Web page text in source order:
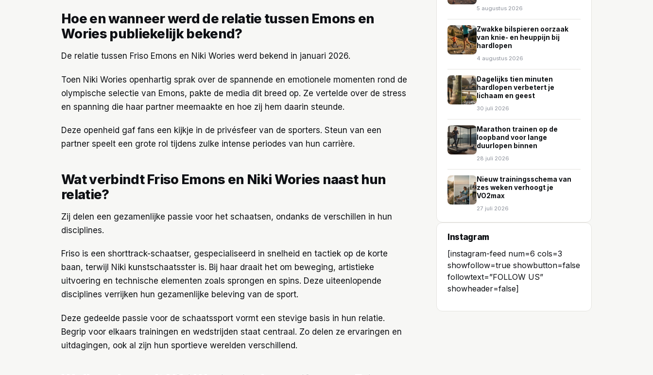
Hoe en wanneer werd de relatie tussen Emons en
Wories publiekelijk bekend?
De relatie tussen Friso Emons en Niki Wories werd bekend in januari 2026.
Toen Niki Wories openhartig sprak over de spannende en emotionele momenten rond de
olympische selectie van Emons, pakte de media dit breed op. Ze vertelde over de stress
en spanning die haar partner meemaakte en hoe zij hem daarin steunde.
Deze openheid gaf fans een kijkje in de privésfeer van de sporters. Steun van een
partner speelt een grote rol tijdens zulke intense periodes van hun carrière.
Wat verbindt Friso Emons en Niki Wories naast hun
relatie?
Zij delen een gezamenlijke passie voor het schaatsen, ondanks de verschillen in hun
disciplines.
Friso is een shorttrack-schaatser, gespecialiseerd in snelheid en tactiek op de korte
baan, terwijl Niki kunstschaatsster is. Bij haar draait het om beweging, artistieke
uitvoering en technische elementen zoals sprongen en spins. Deze uiteenlopende
disciplines verrijken hun gezamenlijke beleving van de sport.
Deze gedeelde passie voor de schaatssport vormt een stevige basis in hun relatie.
Begrip voor elkaars trainingen en wedstrijden staat centraal. Zo delen ze ervaringen en
uitdagingen, ook al zijn hun sportieve werelden verschillend.
5 augustus 2026
Zwakke bilspieren oorzaak
van knie- en heuppijn bij
hardlopen
4 augustus 2026
Dagelijks tien minuten
hardlopen verbetert je
lichaam en geest
30 juli 2026
Marathon trainen op de
loopband voor lange
duurlopen binnen
28 juli 2026
Nieuw trainingsschema van
zes weken verhoogt je
VO2max
27 juli 2026
Instagram
[instagram-feed num=6 cols=3
showfollow=true showbutton=false
followtext=”FOLLOW US”
showheader=false]